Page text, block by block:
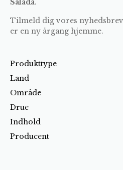
Produkttype
Land
Område
Drue
Indhold
Producent
Tilmeld dig vores
er en ny årgang hjemme.